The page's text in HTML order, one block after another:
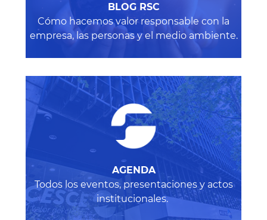
BLOG RSC
Cómo hacemos valor responsable con la
empresa, las personas y el medio ambiente.
AGENDA
Todos los eventos, presentaciones y actos
institucionales.